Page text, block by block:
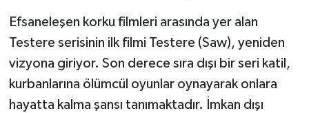
Efsaneleşen korku filmleri arasında yer alan
Testere serisinin ilk filmi Testere (Saw), yeniden
vizyona giriyor. Son derece sıra dışı bir seri katil,
kurbanlarına ölümcül oyunlar oynayarak onlara
hayatta kalma şansı tanımaktadır. İmkan dışı
Spor
Tarihi Yapılarımız
Teknoloji